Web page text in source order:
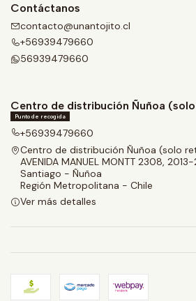
Contáctanos
contacto@unantojito.cl
+56939479660
56939479660
Centro de distribución Ñuñoa
Punto de recogida
+56939479660
Centro de distribución Ñuñoa (solo
AVENIDA MANUEL MONTT 2308,
Santiago - Ñuñoa
Región Metropolitana - Chile
Ver más detalles